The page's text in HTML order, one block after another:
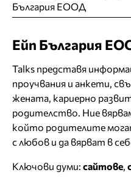
България ЕООД
Ейп България
Talks представя
проучвания и анкети,
жената, кариерно
родителство. Ние
който родителите
с любов и да вярват в
Ключови думи: сайтове